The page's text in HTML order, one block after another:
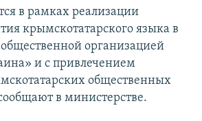
в рамках реализации
крымскотатарского языка в
общественной организацией
и с привлечением
общественных
в министерстве.